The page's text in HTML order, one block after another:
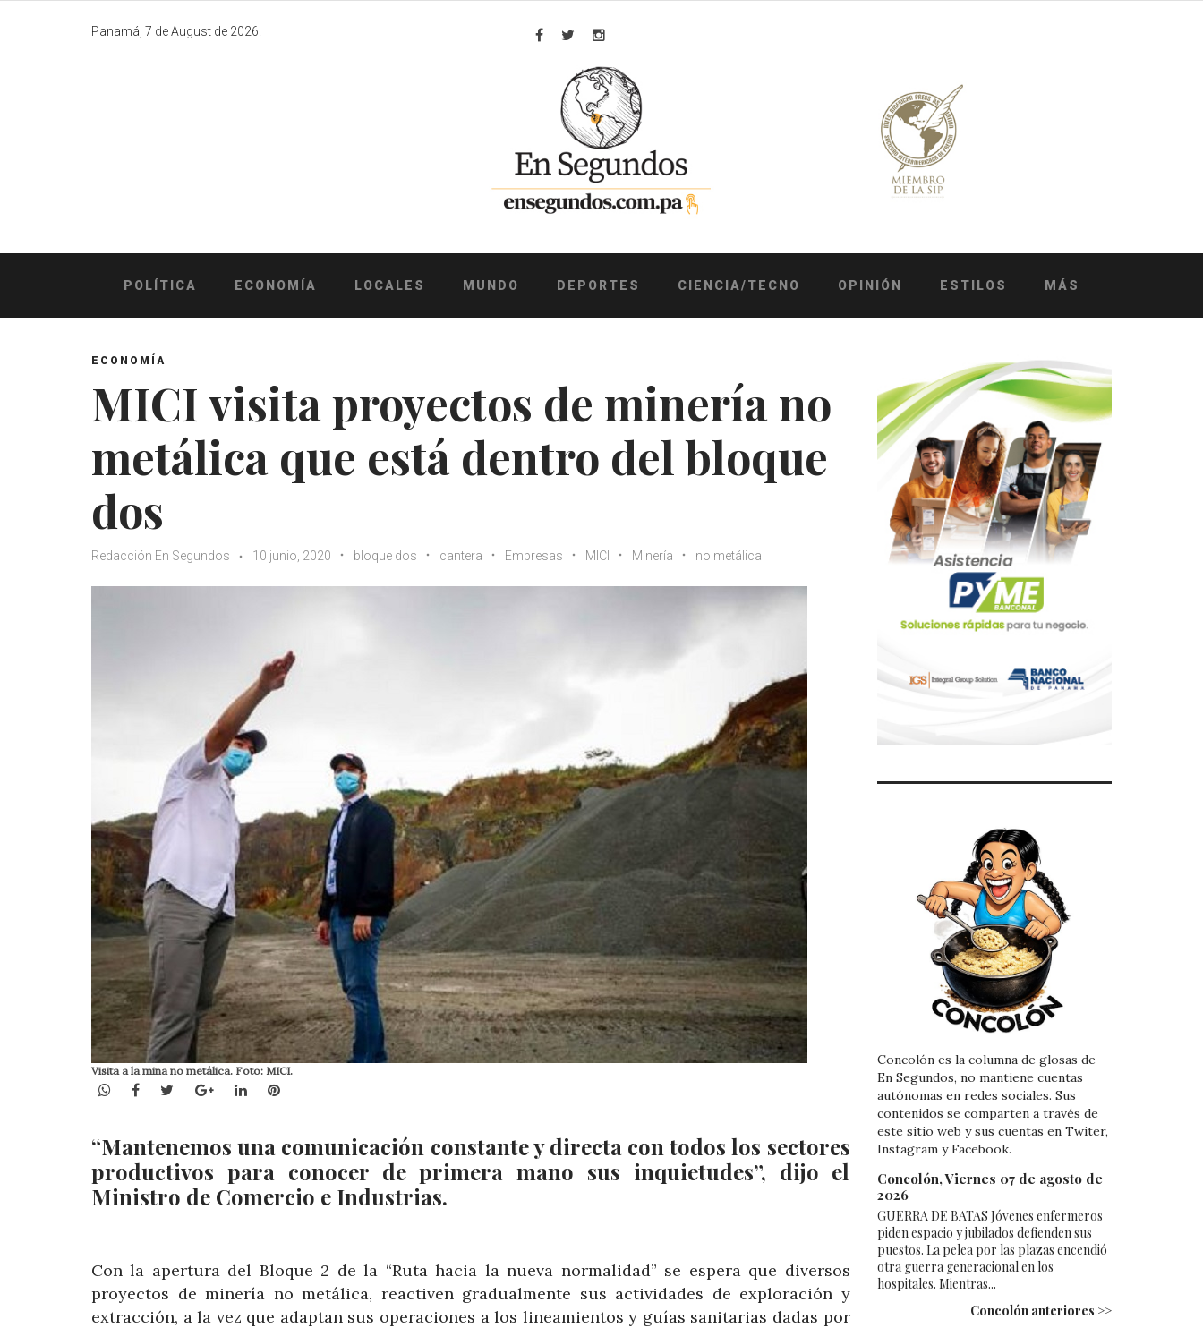
Panamá, 7 de August de 2026.
Facebook
TwitterInstagram
POLÍTICA ECONOMÍA LOCALES MUNDO DEPORTES CIENCIA/TECNO OPINIÓN ESTILOS MÁS
ECONOMÍA
MICI visita proyectos de minería no
metálica que está dentro del bloque
dos
Redacción En Segundos 10 junio, 2020 bloque dos cantera Empresas MICI Minería no metálica
Visita a la mina no metálica. Foto: MICI.
WhatsApp
Facebook
TwitterGoogle+LinkedInPinterest
“Mantenemos una comunicación constante y directa con todos los sectores
productivos para conocer de primera mano sus inquietudes”, dijo el
Ministro de Comercio e Industrias.
Con la apertura del Bloque 2 de la “Ruta hacia la nueva normalidad” se espera que diversos
proyectos de minería no metálica, reactiven gradualmente sus actividades de exploración y
extracción, a la vez que adaptan sus operaciones a los lineamientos y guías sanitarias dadas por
Concolón es la columna de glosas de
En Segundos, no mantiene cuentas
autónomas en redes sociales. Sus
contenidos se comparten a través de
este sitio web y sus cuentas en Twiter,
Instagram y Facebook.
Concolón, Viernes 07 de agosto de
2026
GUERRA DE BATAS Jóvenes enfermeros
piden espacio y jubilados defienden sus
puestos. La pelea por las plazas encendió
otra guerra generacional en los
hospitales. Mientras...
Concolón anteriores >>